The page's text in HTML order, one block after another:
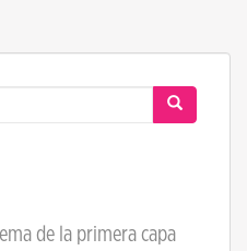
de la primera capa